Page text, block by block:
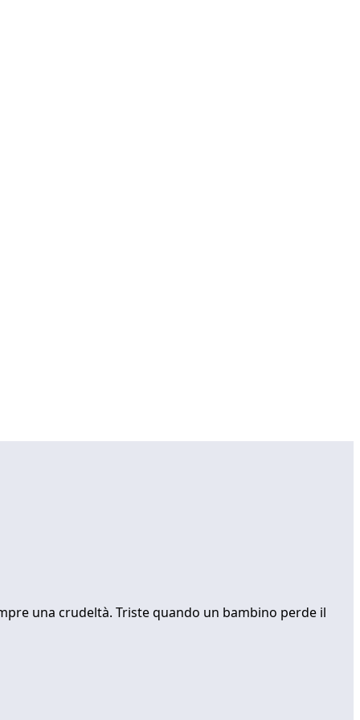
una crudeltà. Triste quando un bambino perde il